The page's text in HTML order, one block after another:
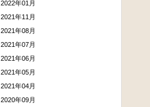
2022年01月
2021年11月
2021年08月
2021年07月
2021年06月
2021年05月
2021年04月
2020年09月